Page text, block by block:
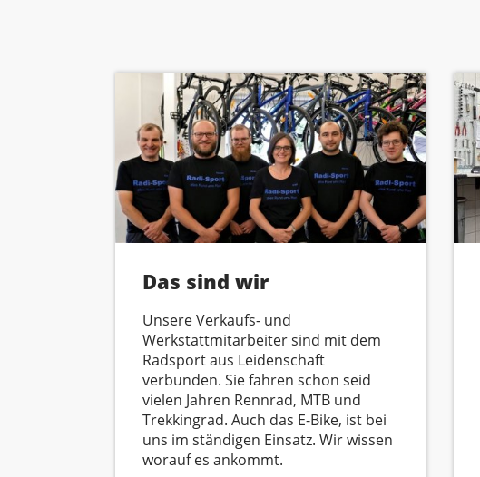
Das sind wir
Unsere Verkaufs- und
Werkstattmitarbeiter sind mit dem
Radsport aus Leidenschaft
verbunden. Sie fahren schon seid
vielen Jahren Rennrad, MTB und
Trekkingrad. Auch das E-Bike, ist bei
uns im ständigen Einsatz. Wir wissen
worauf es ankommt.